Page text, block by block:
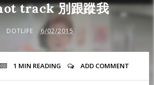
track 別跟蹤我
DOTLIFE 6/02/2015
1 MIN READING ADD COMMENT